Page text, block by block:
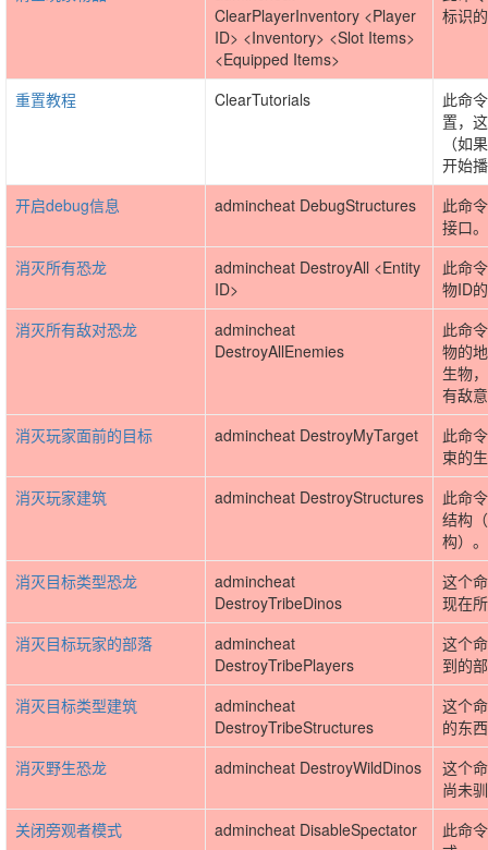
ClearPlayerInventory <Player
ID> <Inventory> <Slot Items>
<Equipped Items>
标识
重置教程 ClearTutorials
此命
置，
（如
开始
开启debug信息
admincheat DebugStructures
此命
接口。
消灭所有恐龙
admincheat DestroyAll <Entity
ID>
此命
物ID
消灭所有敌对恐龙
admincheat
DestroyAllEnemies
此命
物的
生物
有敌
消灭玩家面前的目标
admincheat DestroyMyTarget
此命
束的
消灭玩家建筑
admincheat DestroyStructures
此命
结构
构）。
消灭目标类型恐龙
admincheat
DestroyTribeDinos
这个
现在
消灭目标玩家的部落
admincheat
DestroyTribePlayers
这个
到的
消灭目标类型建筑
admincheat
DestroyTribeStructures
这个
的东
消灭野生恐龙
admincheat DestroyWildDinos
这个
尚未
关闭旁观者模式
admincheat DisableSpectator
此命